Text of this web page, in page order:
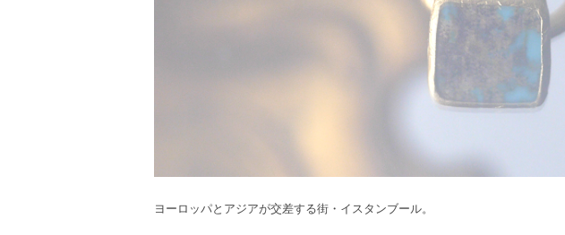
ヨーロッパとアジアが交差する街・イスタンブール。